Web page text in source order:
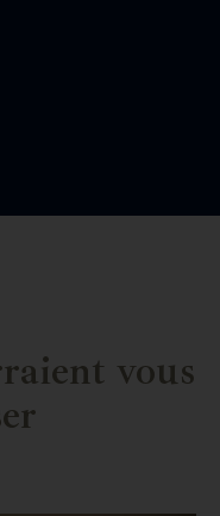
vous